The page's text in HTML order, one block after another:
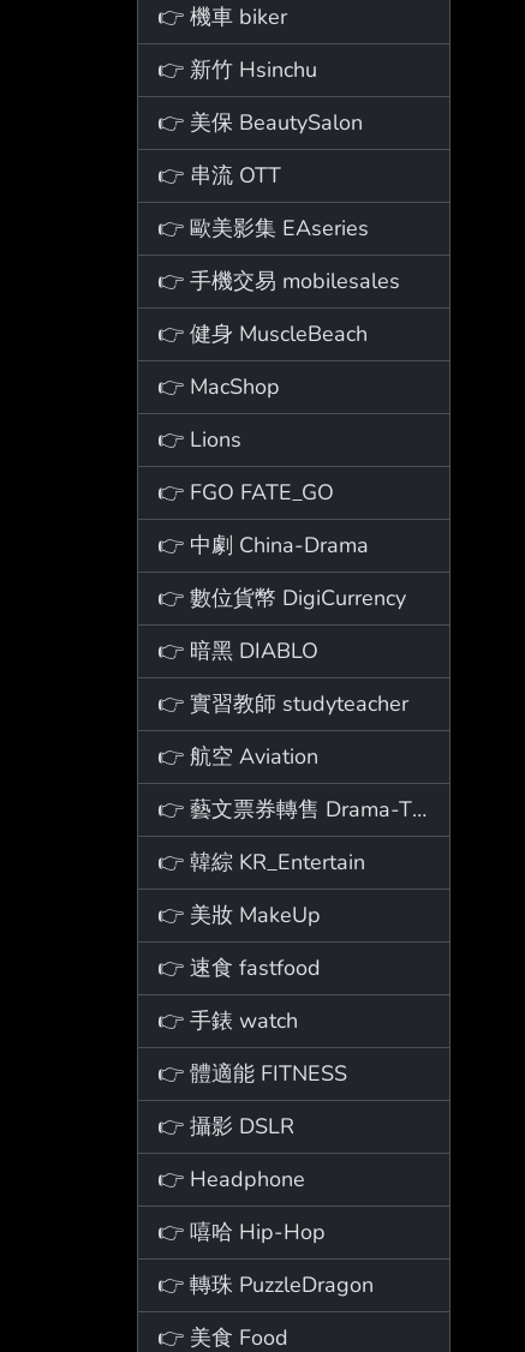
👉 機車 biker
👉 新竹 Hsinchu
👉 美保 BeautySalon
👉 串流 OTT
👉 歐美影集 EAseries
👉 手機交易 mobilesales
👉 健身 MuscleBeach
👉 MacShop
👉 Lions
👉 FGO FATE_GO
👉 中劇 China-Drama
👉 數位貨幣 DigiCurrency
👉 暗黑 DIABLO
👉 實習教師 studyteacher
👉 航空 Aviation
👉 藝文票券轉售 Drama-Ticket
👉 韓綜 KR_Entertain
👉 美妝 MakeUp
👉 速食 fastfood
👉 手錶 watch
👉 體適能 FITNESS
👉 攝影 DSLR
👉 Headphone
👉 嘻哈 Hip-Hop
👉 轉珠 PuzzleDragon
👉 美食 Food